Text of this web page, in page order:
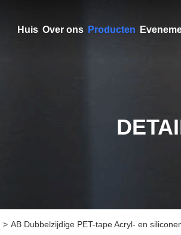
Huis Over ons Producten
> AB Dubbelzijdige PET-tape Acryl- en